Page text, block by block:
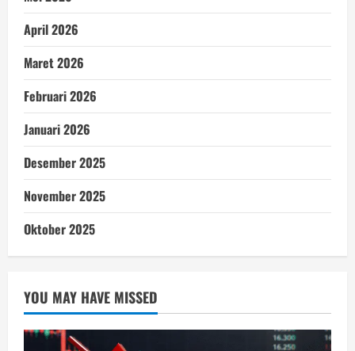
April 2026
Maret 2026
Februari 2026
Januari 2026
Desember 2025
November 2025
Oktober 2025
YOU MAY HAVE MISSED